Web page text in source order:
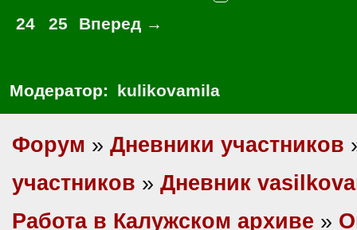
24
25 Вперед →
Модератор: kulikovamila
Форум » Дневники участников
участников » Дневник
Работа в Калужском архиве »